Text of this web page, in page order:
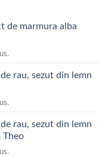
de marmura alba
rau, sezut din lemn
rau, sezut din lemn
Theo